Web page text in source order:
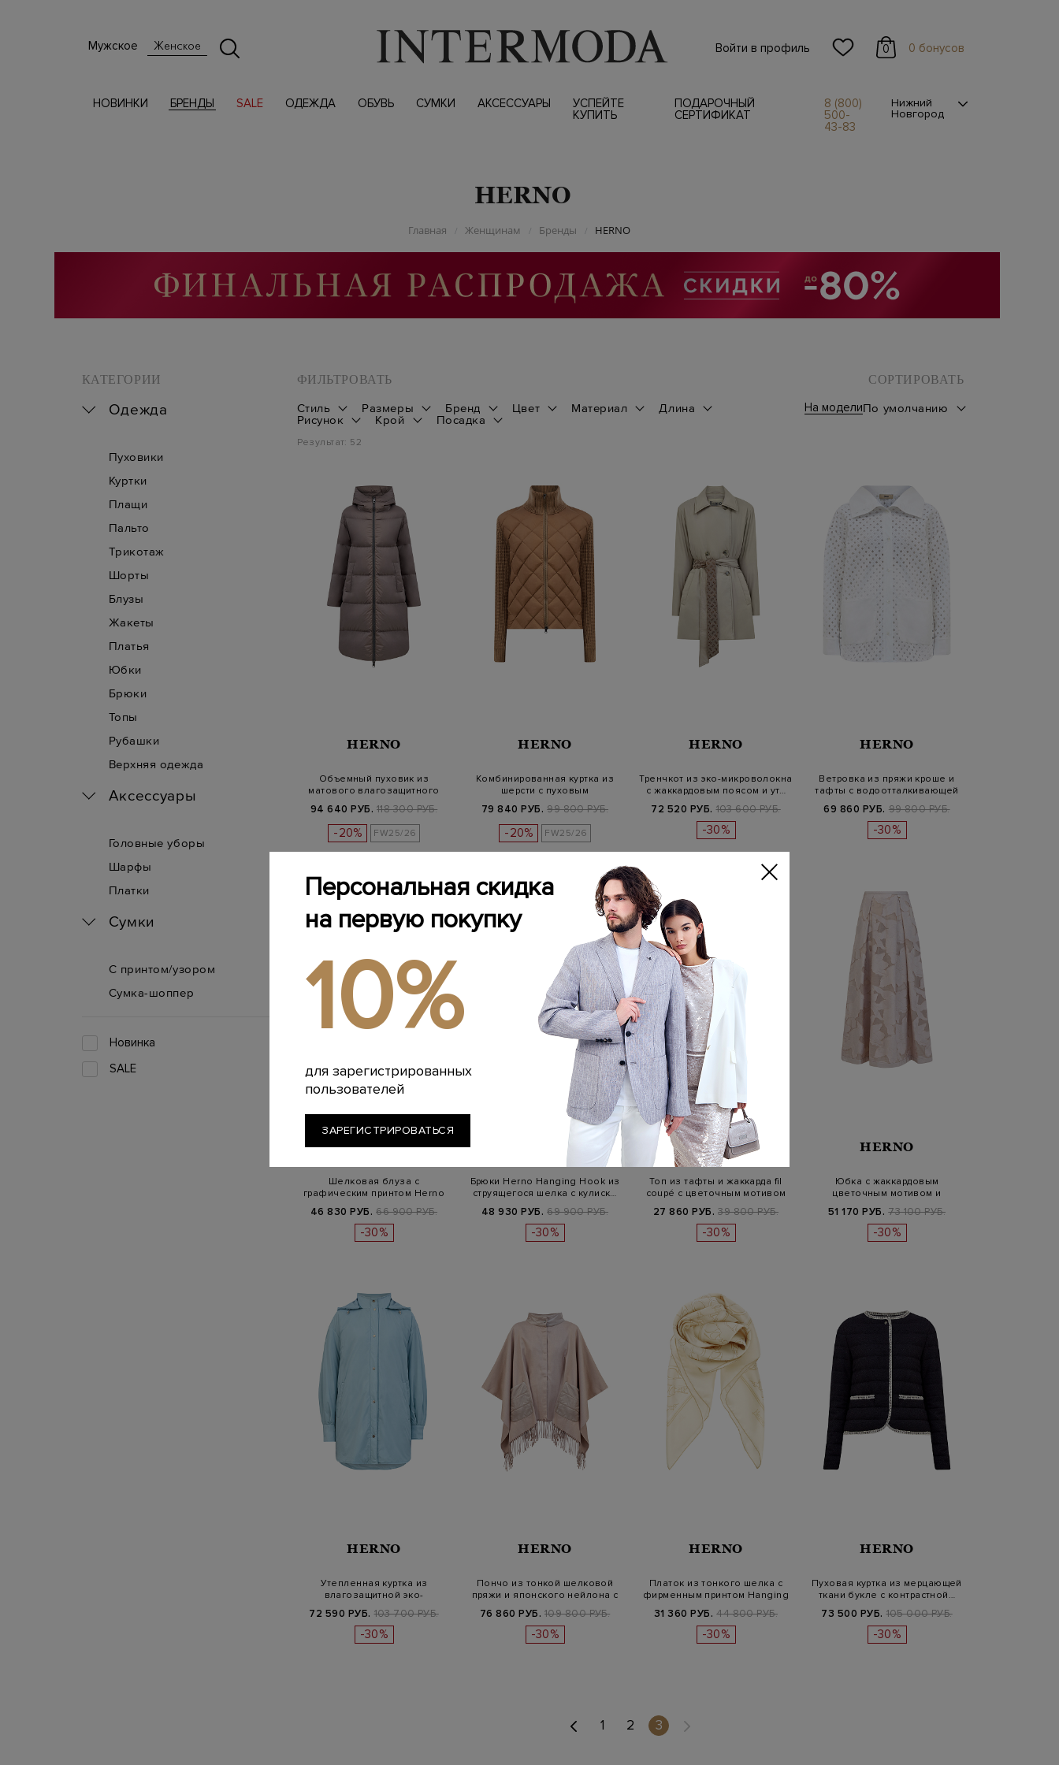
Мужское Женское Войти в профиль 0 0 бонусов
НОВИНКИ БРЕНДЫ SALE ОДЕЖДА ОБУВЬ СУМКИ АКСЕССУАРЫ
УСПЕЙТЕ
КУПИТЬ
ПОДАРОЧНЫЙ
СЕРТИФИКАТ
8 (800)
500-
43-83
Нижний
Новгород
HERNO
Главная / Женщинам / Бренды / HERNO
КАТЕГОРИИ
Одежда
Пуховики
Куртки
Плащи
Пальто
Трикотаж
Шорты
Блузы
Жакеты
Платья
Юбки
Брюки
Топы
Рубашки
Верхняя одежда
Аксессуары
Головные уборы
Шарфы
Платки
Сумки
С принтом/узором
Сумка-шоппер
Новинка
SALE
ФИЛЬТРОВАТЬ
Стиль Размеры Бренд Цвет Материал
Длина
Рисунок
Крой Посадка
На модели
СОРТИРОВАТЬ
По умолчанию
Результат: 52
HERNO
Объемный пуховик из
матового влагозащитного
94 640 РУБ. 118 300 РУБ.
-20% FW25/26
HERNO
Комбинированная куртка из
шерсти с пуховым
79 840 РУБ. 99 800 РУБ.
-20% FW25/26
HERNO
Тренчкот из эко-микроволокна
с жаккардовым поясом и ут…
72 520 РУБ. 103 600 РУБ.
-30%
HERNO
Ветровка из пряжи кроше и
тафты с водоотталкивающей
69 860 РУБ. 99 800 РУБ.
-30%
HERNO
Шелковая блуза с
графическим принтом Herno
Hanging Hoo…
46 830 РУБ. 66 900 РУБ.
-30%
HERNO
Брюки Herno Hanging Hook из
струящегося шелка с кулиск…
48 930 РУБ. 69 900 РУБ.
-30%
HERNO
Топ из тафты и жаккарда fil
coupé с цветочным мотивом
27 860 РУБ. 39 800 РУБ.
-30%
HERNO
Юбка с жаккардовым
цветочным мотивом и
деталями из таф…
51 170 РУБ. 73 100 РУБ.
-30%
HERNO
Утепленная куртка из
влагозащитной эко-
микрофибры с ка…
72 590 РУБ. 103 700 РУБ.
-30%
HERNO
Пончо из тонкой шелковой
пряжи и японского нейлона с
б…
76 860 РУБ. 109 800 РУБ.
-30%
HERNO
Платок из тонкого шелка с
фирменным принтом Hanging
Ho…
31 360 РУБ. 44 800 РУБ.
-30%
HERNO
Пуховая куртка из мерцающей
ткани букле с контрастной…
73 500 РУБ. 105 000 РУБ.
-30%
1 2 3(current)
Персональная скидка
на первую покупку
10%
для зарегистрированных
пользователей
ЗАРЕГИСТРИРОВАТЬСЯ